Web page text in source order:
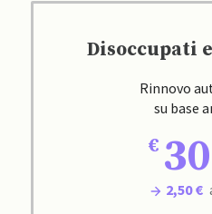
Disoccupati
Rinnovo
su base
30
2,50 €